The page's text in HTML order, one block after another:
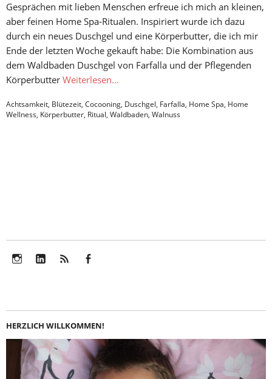
Gesprächen mit lieben Menschen erfreue ich mich an kleinen,
aber feinen Home Spa-Ritualen. Inspiriert wurde ich dazu
durch ein neues Duschgel und eine Körperbutter, die ich mir
Ende der letzten Woche gekauft habe: Die Kombination aus
dem Waldbaden Duschgel von Farfalla und der Pflegenden
Körperbutter Weiterlesen…
Achtsamkeit, Blütezeit, Cocooning, Duschgel, Farfalla, Home Spa, Home
Wellness, Körperbutter, Ritual, Waldbaden, Walnuss
HERZLICH WILLKOMMEN!